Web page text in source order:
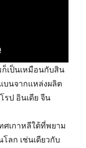
เป็นเหมือนกับสิน
นจากแหล่งผลิต
รป อินเดีย จีน
ศเกาหลีใต้ที่พยาม
ลก เช่นเดียวกับ